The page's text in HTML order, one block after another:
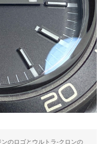
のロゴとウルトラ-クロンの